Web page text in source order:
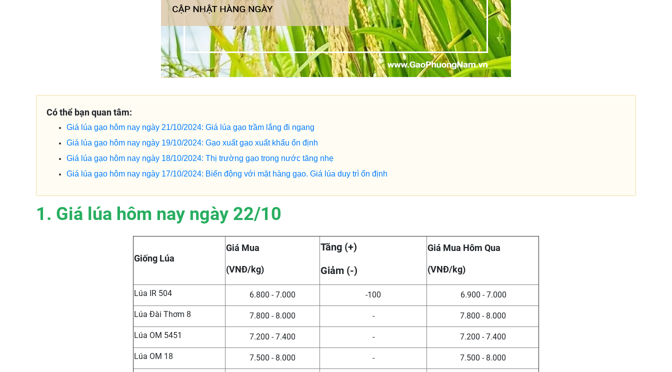
Có thể bạn quan tâm:
Giá lúa gạo hôm nay ngày 21/10/2024: Giá lúa gạo trầm lắng đi ngang
Giá lúa gạo hôm nay ngày 19/10/2024: Gạo xuất gạo xuất khẩu ổn định
Giá lúa gạo hôm nay ngày 18/10/2024: Thị trường gạo trong nước tăng nhẹ
Giá lúa gạo hôm nay ngày 17/10/2024: Biến động với mặt hàng gạo. Giá lúa duy trì ổn định
1. Giá lúa hôm nay ngày 22/10
Giống Lúa
Giá Mua
(VNĐ/kg)
Tăng (+)
Giảm (-)
Giá Mua Hôm Qua
(VNĐ/kg)
Lúa IR 504 6.800 - 7.000 -100 6.900 - 7.000
Lúa Đài Thơm 8 7.800 - 8.000 - 7.800 - 8.000
Lúa OM 5451 7.200 - 7.400 - 7.200 - 7.400
Lúa OM 18 7.500 - 8.000 - 7.500 - 8.000